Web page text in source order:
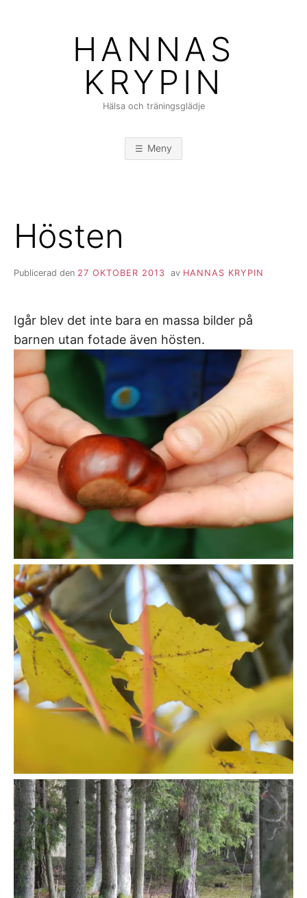
HANNAS
KRYPIN
Hälsa och träningsglädje
Meny
Hösten
Publicerad den 27 OKTOBER 2013 av HANNAS KRYPIN
Igår blev det inte bara en massa bilder på
barnen utan fotade även hösten.